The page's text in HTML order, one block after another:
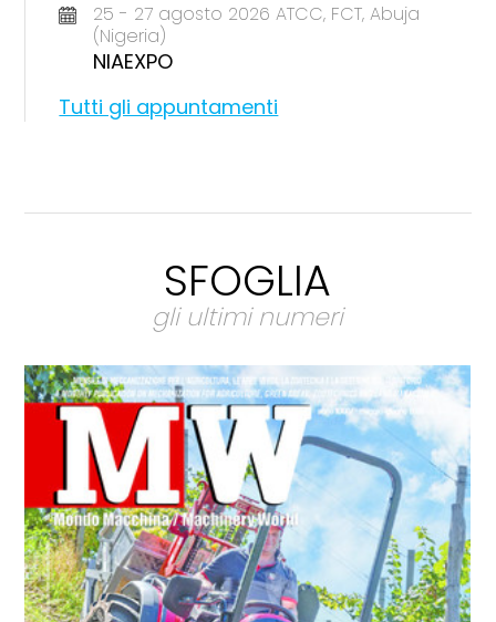
25 - 27 agosto 2026 ATCC, FCT, Abuja
(Nigeria)
NIAEXPO
Tutti gli appuntamenti
SFOGLIA
gli ultimi numeri